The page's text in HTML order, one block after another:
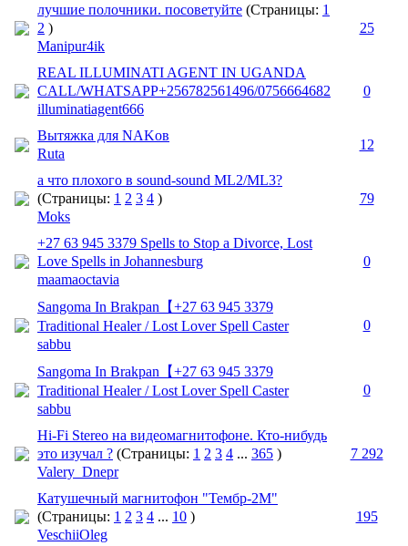
лучшие полочники. посоветуйте (Страницы: 1
2 )
Manipur4ik
25
REAL ILLUMINATI AGENT IN UGANDA
CALL/WHATSAPP+256782561496/0756664682
illuminatiagent666
0
Вытяжка для NAKов
Ruta
12
а что плохого в sound-sound ML2/ML3?
(Страницы: 1 2 3 4 )
Moks
79
+27 63 945 3379 Spells to Stop a Divorce, Lost
Love Spells in Johannesburg
maamaoctavia
0
Sangoma In Brakpan【 +27 63 945 3379
Traditional Healer / Lost Lover Spell Caster
sabbu
0
Sangoma In Brakpan【 +27 63 945 3379
Traditional Healer / Lost Lover Spell Caster
sabbu
0
Hi-Fi Stereo на видеомагнитофоне. Кто-нибудь
это изучал ? (Страницы: 1 2 3 4 ... 365 )
Valery_Dnepr
7 292
Катушечный магнитофон "Тембр-2М"
(Страницы: 1 2 3 4 ... 10 )
VeschiiOleg
195